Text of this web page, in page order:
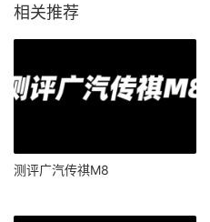
相关推荐
测评广汽传祺M8